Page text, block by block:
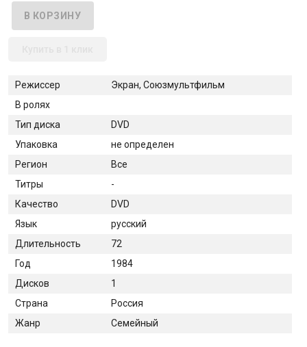
Режиссер
Экран, Союзмультфильм
В ролях
Тип диска
DVD
Упаковка
не определен
Регион
Все
Титры
-
Качество
DVD
Язык
русский
Длительность
72
Год
1984
Дисков
1
Страна
Россия
Жанр
Семейный